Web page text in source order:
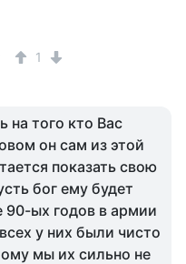
1
на того кто Вас
он сам из этой
показать свою
бог ему будет
90-ых годов в армии
у них были чисто
мы их сильно не